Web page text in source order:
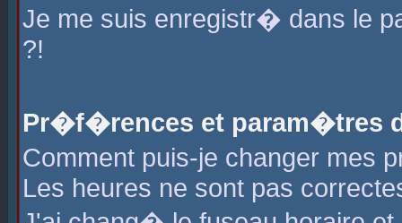
Je me suis enregistr� dans le
?!
Pr�f�rences et param�tres
Comment puis-je changer mes
Les heures ne sont pas